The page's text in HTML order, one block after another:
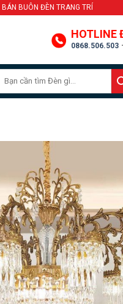
BÁN BUÔN ĐÈN TRANG TRÍ
HOTLINE
0868.506.503
for: